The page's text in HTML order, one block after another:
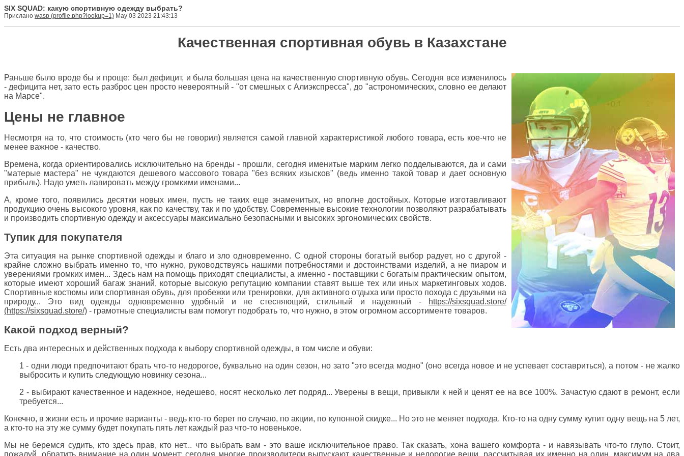
SIX SQUAD: какую спортивную одежду выбрать?
Прислано wasp May 03 2023 21:43:13
Качественная спортивная обувь в Казахстане
Раньше было вроде бы и проще: был дефицит, и была большая цена на качественную спортивную обувь. Сегодня все изменилось
- дефицита нет, зато есть разброс цен просто невероятный - "от смешных с Алиэкспресса", до "астрономических, словно ее делают
на Марсе".
Цены не главное
Несмотря на то, что стоимость (кто чего бы не говорил) является самой главной характеристикой любого товара, есть кое-что не
менее важное - качество.
Времена, когда ориентировались исключительно на бренды - прошли, сегодня именитые марким легко подделываются, да и сами
"матерые мастера" не чуждаются дешевого массового товара "без всяких изысков" (ведь именно такой товар и дает основную
прибыль). Надо уметь лавировать между громкими именами...
А, кроме того, появились десятки новых имен, пусть не таких еще знаменитых, но вполне достойных. Которые изготавливают
продукцию очень высокого уровня, как по качеству, так и по удобству. Современные высокие технологии позволяют разрабатывать
и производить спортивную одежду и аксессуары максимально безопасными и высоких эргономических свойств.
Тупик для покупателя
Эта ситуация на рынке спортивной одежды и благо и зло одновременно. С одной стороны богатый выбор радует, но с другой -
крайне сложно выбрать именно то, что нужно, руководствуясь нашими потребностями и достоинствами изделий, а не пиаром и
уверениями громких имен... Здесь нам на помощь приходят специалисты, а именно - поставщики с богатым практическим опытом,
которые имеют хороший багаж знаний, которые высокую репутацию компании ставят выше тех или иных маркетинговых ходов.
Спортивные костюмы или спортивная обувь, для пробежки или тренировки, для активного отдыха или просто похода с друзьями на
природу... Это вид одежды одновременно удобный и не стесняющий, стильный и надежный -
https://sixsquad.store/
- грамотные специалисты вам помогут подобрать то, что нужно, в этом огромном ассортименте товаров.
Какой подход верный?
Есть два интересных и действенных подхода к выбору спортивной одежды, в том числе и обуви:
1 - одни люди предпочитают брать что-то недорогое, буквально на один сезон, но зато "это всегда модно" (оно всегда новое и не успевает составриться), а потом - не жалко
выбросить и купить следующую новинку сезона...
2 - выбирают качественное и надежное, недешево, носят несколько лет подряд... Уверены в вещи, привыкли к ней и ценят ее на все 100%. Зачастую сдают в ремонт, если
требуется...
Конечно, в жизни есть и прочие варианты - ведь кто-то берет по случаю, по акции, по купонной скидке... Но это не меняет подхода. Кто-то на одну сумму купит одну вещь на 5 лет,
а кто-то на эту же сумму будет покупать пять лет каждый раз что-то новенькое.
Мы не беремся судить, кто здесь прав, кто нет... что выбрать вам - это ваше исключительное право. Так сказать, хона вашего комфорта - и навязывать что-то глупо. Стоит,
пожалуй, обратить внимание на один момент: сегодня многие производители выпускают качественные и недорогие вещи, рассчитывая их именно на один, максимум на два